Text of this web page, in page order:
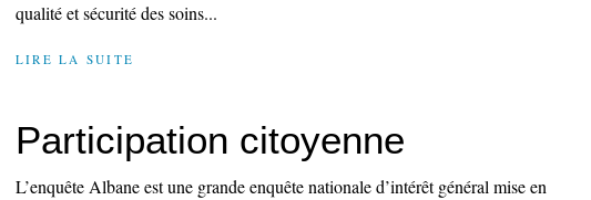
qualité et sécurité des soins...
LIRE LA SUITE
Participation citoyenne
L’enquête Albane est une grande enquête nationale d’intérêt général mise en